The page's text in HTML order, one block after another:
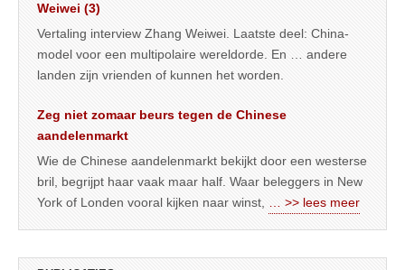
Weiwei (3)
Vertaling interview Zhang Weiwei. Laatste deel: China-
model voor een multipolaire wereldorde. En … andere
landen zijn vrienden of kunnen het worden.
Zeg niet zomaar beurs tegen de Chinese
aandelenmarkt
Wie de Chinese aandelenmarkt bekijkt door een westerse
bril, begrijpt haar vaak maar half. Waar beleggers in New
York of Londen vooral kijken naar winst,
… >> lees meer